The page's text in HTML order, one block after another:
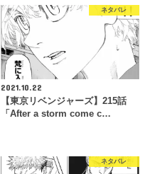
ネタバレ
2021.10.22
【東京リベンジャーズ】215話
「After a storm come c…
ネタバレ